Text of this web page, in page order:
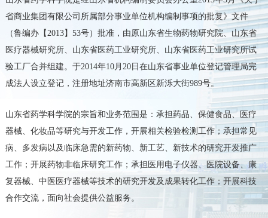
省商业集团有限公司所属部分事业单位机构编制事项的批复》文件
（鲁编办【2013】53号）批准，由原山东省生物药物研究院、山东省
医疗器械研究所、山东省医药工业研究所、山东省医药工业研究所试
验工厂合并组建。于2014年10月20日在山东省事业单位登记管理局完
成法人设立登记，注册地址济南市高新区新泺大街989号。
山东省药学科学院的宗旨和业务范围是：承担药品、保健食品、医疗
器械、化妆品等研究与开发工作，开展相关检验检测工作；承担常见
病、多发病以及临床急需的新药物、新工艺、新技术的研究开发推广
工作；开展药物非临床研究工作；承担医用电子仪器、医院设备、康
复器械、中医医疗器械等技术的研究开发及成果转化工作；开展科技
合作交流，面向社会提供公益服务。